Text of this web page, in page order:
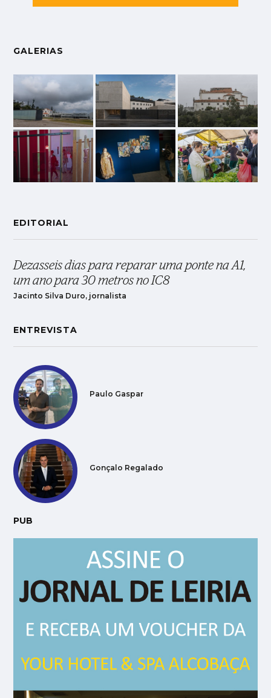
GALERIAS
EDITORIAL
Dezasseis dias para reparar uma ponte na A1,
um ano para 30 metros no IC8
Jacinto Silva Duro, jornalista
ENTREVISTA
Paulo Gaspar
Gonçalo Regalado
PUB